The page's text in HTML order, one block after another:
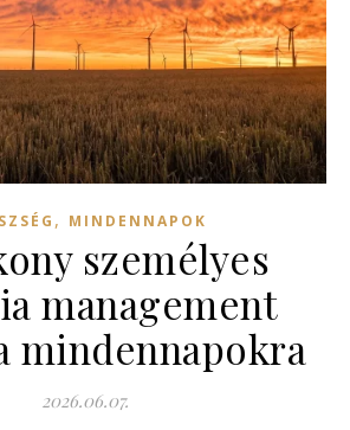
, MINDENNAPOK
személyes
management
mindennapokra
2026.06.07.